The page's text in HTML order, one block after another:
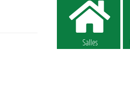
Salles